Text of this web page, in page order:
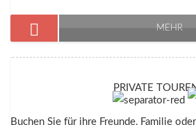
MEHR
PRIVATE
Buchen Sie für ihre Freunde, Familie